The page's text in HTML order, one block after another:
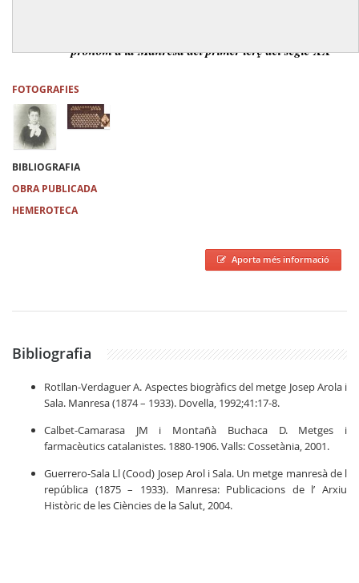
prohom a la Manresa del primer terç del segle XX
FOTOGRAFIES
BIBLIOGRAFIA
OBRA PUBLICADA
HEMEROTECA
Aporta més informació
Bibliografia
Rotllan-Verdaguer A. Aspectes biogràfics del metge Josep Arola i
Sala. Manresa (1874 – 1933). Dovella, 1992;41:17-8.
Calbet-Camarasa JM i Montañà Buchaca D. Metges i
farmacèutics catalanistes. 1880-1906. Valls: Cossetània, 2001.
Guerrero-Sala Ll (Cood) Josep Arol i Sala. Un metge manresà de l
república (1875 – 1933). Manresa: Publicacions de l’ Arxiu
Històric de les Ciències de la Salut, 2004.